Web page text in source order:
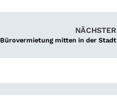
NÄCHSTER
Bürovermietung mitten in der Stadt